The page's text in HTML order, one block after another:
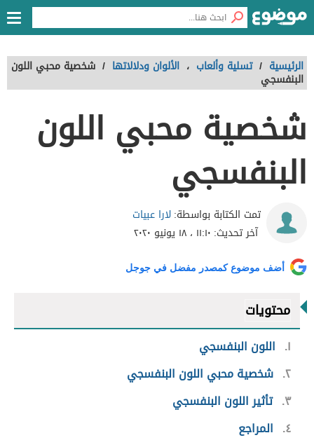
الرئيسية / تسلية وألعاب ، الألوان ودلالاتها / شخصية محبي اللون
البنفسجي
شخصية محبي اللون
البنفسجي
تمت الكتابة بواسطة:لارا عبيات
آخر تحديث: ١١:١٠ ، ١٨ يونيو ٢٠٢٠
أضف موضوع كمصدر مفضل في جوجل
محتويات
١
اللون البنفسجي
٢ شخصية محبي اللون البنفسجي
٣ تأثير اللون البنفسجي
٤
المراجع